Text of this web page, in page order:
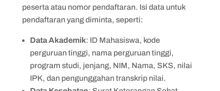
peserta atau nomor pendaftaran. Isi data untuk
pendaftaran yang diminta, seperti:
Data Akademik: ID Mahasiswa, kode
perguruan tinggi, nama perguruan tinggi,
program studi, jenjang, NIM, Nama, SKS, nilai
IPK, dan pengunggahan transkrip nilai.